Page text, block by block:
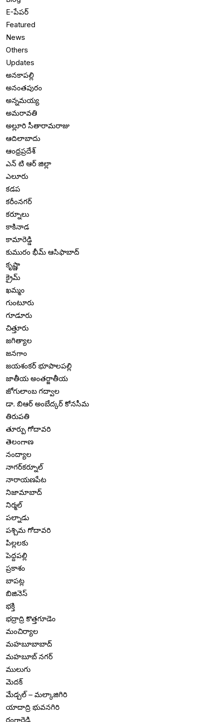
E-పేపర్
Featured
News
Others
Updates
అనకాపల్లి
అనంతపురం
అన్నమయ్య
అమరావతి
అల్లూరి సీతారామరాజు
ఆదిలాబాదు
ఆంధ్రప్రదేశ్
ఎన్ టి ఆర్ జిల్లా
ఎలూరు
కడప
కరీంనగర్
కర్నూలు
కాకినాడ
కామారెడ్డి
కుమురం భీమ్ ఆసిఫాబాద్
కృష్ణా
క్రైమ్
ఖమ్మం
గుంటూరు
గూడూరు
చిత్తూరు
జగిత్యాల
జనగాం
జయశంకర్ భూపాలపల్లి
జాతీయ అంతర్జాతీయ
జోగులాంబ గద్వాల
డా. బిఆర్ అంబేద్కర్ కోనసీమ
తిరుపతి
తూర్పు గోదావరి
తెలంగాణ
నంద్యాల
నాగర్‌కర్నూల్
నారాయణపేట
నిజామాబాద్
నిర్మల్
పల్నాడు
పశ్చిమ గోదావరి
పిల్లలకు
పెద్దపల్లి
ప్రకాశం
బాపట్ల
బిజినెస్
భక్తి
భద్రాద్రి కొత్తగూడెం
మంచిర్యాల
మహబూబాబాద్
మహబూబ్ నగర్
ములుగు
మెదక్
మేడ్చల్ – మల్కాజిగిరి
యాదాద్రి భువనగిరి
రంగారెడ్డి